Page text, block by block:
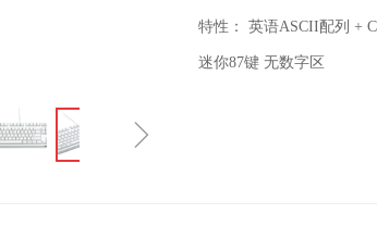
ꁇ
特性： 英语ASCII配列 +
迷你87键 无数字区